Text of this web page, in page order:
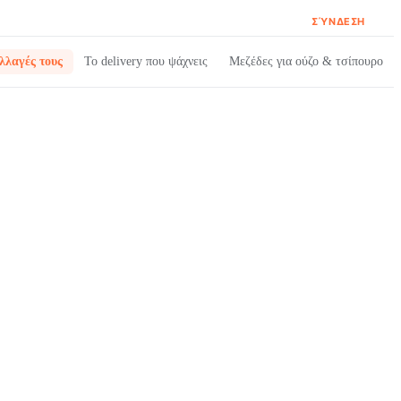
ΣΎΝΔΕΣΗ
τους Το delivery που ψάχνεις Μεζέδες για ούζο & τσίπουρο